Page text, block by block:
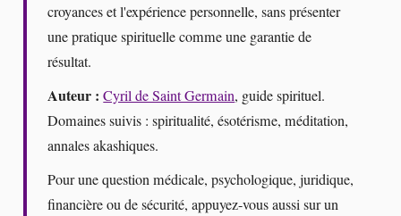
croyances et l'expérience personnelle, sans présenter
une pratique spirituelle comme une garantie de
résultat.
Auteur : Cyril de Saint Germain, guide spirituel.
Domaines suivis : spiritualité, ésotérisme, méditation,
annales akashiques.
Pour une question médicale, psychologique, juridique,
financière ou de sécurité, appuyez-vous aussi sur un